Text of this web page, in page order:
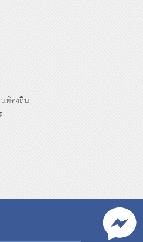
ท้องถิ่น